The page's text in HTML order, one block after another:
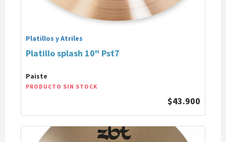
Platillos y Atriles
Platillo splash 10" Pst7
Paiste
PRODUCTO SIN STOCK
$43.900